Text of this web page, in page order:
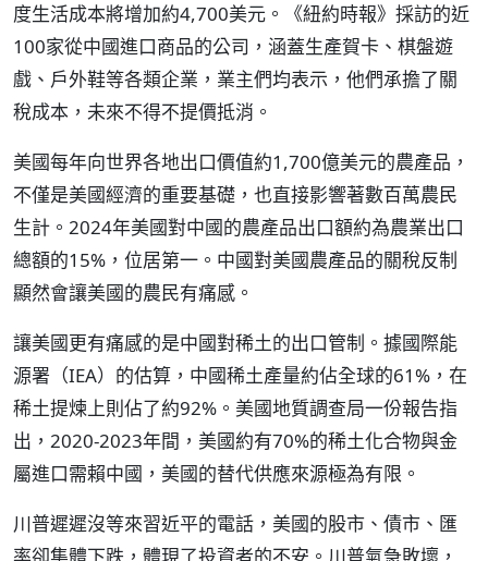
度生活成本將增加約4,700美元。《紐約時報》採訪的近
100家從中國進口商品的公司，涵蓋生產賀卡、棋盤遊
戲、戶外鞋等各類企業，業主們均表示，他們承擔了關
稅成本，未來不得不提價抵消。
美國每年向世界各地出口價值約1,700億美元的農產品，
不僅是美國經濟的重要基礎，也直接影響著數百萬農民
生計。2024年美國對中國的農產品出口額約為農業出口
總額的15%，位居第一。中國對美國農產品的關稅反制
顯然會讓美國的農民有痛感。
讓美國更有痛感的是中國對稀土的出口管制。據國際能
源署（IEA）的估算，中國稀土產量約佔全球的61%，在
稀土提煉上則佔了約92%。美國地質調查局一份報告指
出，2020-2023年間，美國約有70%的稀土化合物與金
屬進口需賴中國，美國的替代供應來源極為有限。
川普遲遲沒等來習近平的電話，美國的股市、債市、匯